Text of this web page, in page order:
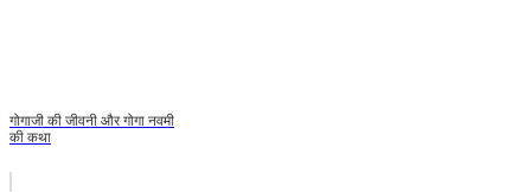
गोगाजी की जीवनी और गोगा नवमी
की कथा